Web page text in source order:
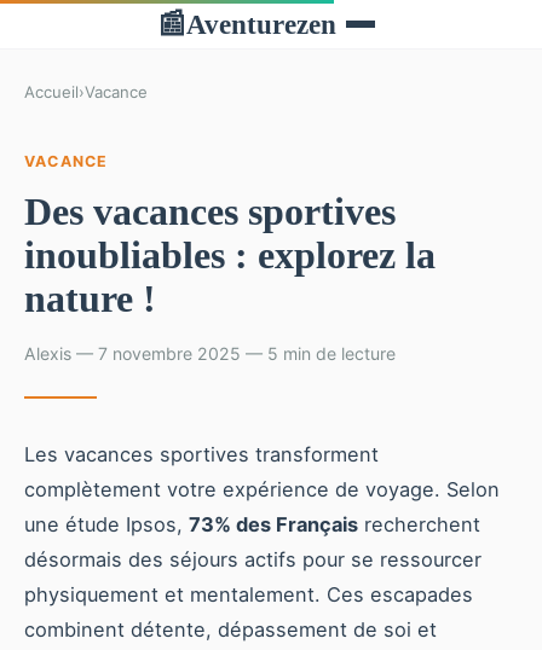
📰Aventurezen
Accueil›Vacance
VACANCE
Des vacances sportives
inoubliables : explorez la
nature !
Alexis — 7 novembre 2025 — 5 min de lecture
Les vacances sportives transforment
complètement votre expérience de voyage. Selon
une étude Ipsos, 73% des Français recherchent
désormais des séjours actifs pour se ressourcer
physiquement et mentalement. Ces escapades
combinent détente, dépassement de soi et